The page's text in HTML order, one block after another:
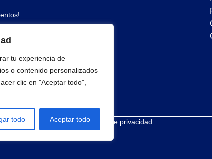
tu experiencia de
o contenido personalizados
clic en "Aceptar todo",
todo Aceptar todo
Términos y condicionesPolítica de privacidad